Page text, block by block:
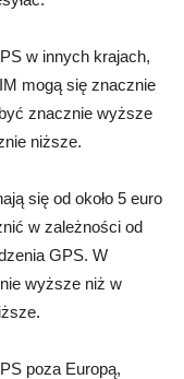
w innych krajach,
mogą się znacznie
znacznie wyższe
niższe.
się od około 5 euro
w zależności od
GPS. W
wyższe niż w
poza Europą,